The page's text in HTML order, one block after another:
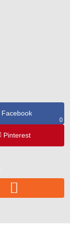
Facebook
0
Pinterest